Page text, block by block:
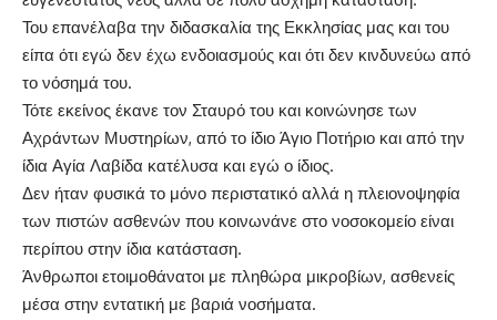
Του επανέλαβα την διδασκαλία της Εκκλησίας μας και του
είπα ότι εγώ δεν έχω ενδοιασμούς και ότι δεν κινδυνεύω από
το νόσημά του.
Τότε εκείνος έκανε τον Σταυρό του και κοινώνησε των
Αχράντων Μυστηρίων, από το ίδιο Άγιο Ποτήριο και από την
ίδια Αγία Λαβίδα κατέλυσα και εγώ ο ίδιος.
Δεν ήταν φυσικά το μόνο περιστατικό αλλά η πλειονοψηφία
των πιστών ασθενών που κοινωνάνε στο νοσοκομείο είναι
περίπου στην ίδια κατάσταση.
Άνθρωποι ετοιμοθάνατοι με πληθώρα μικροβίων, ασθενείς
μέσα στην εντατική με βαριά νοσήματα.